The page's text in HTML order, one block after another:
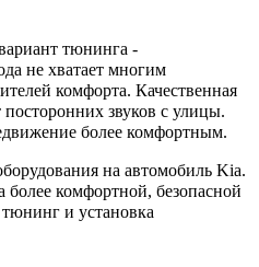
тюнинга -
не хватает многим
комфорта. Качественная
звуков с улицы.
более комфортным.
на автомобиль Kia.
комфортной, безопасной
и установка